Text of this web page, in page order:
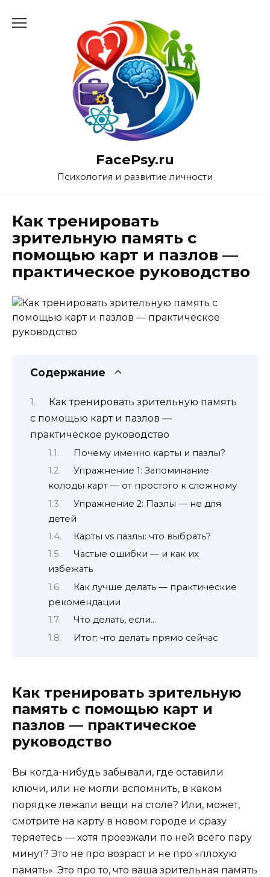
FacePsy.ru
Психология и развитие личности
Как тренировать
зрительную память с
помощью карт и пазлов —
практическое руководство
Содержание
Как тренировать зрительную память
с помощью карт и пазлов —
практическое руководство
Почему именно карты и пазлы?
Упражнение 1: Запоминание
колоды карт — от простого к сложному
Упражнение 2: Пазлы — не для
детей
Карты vs пазлы: что выбрать?
Частые ошибки — и как их
избежать
Как лучше делать — практические
рекомендации
Что делать, если…
Итог: что делать прямо сейчас
Как тренировать зрительную
память с помощью карт и
пазлов — практическое
руководство
Вы когда-нибудь забывали, где оставили
ключи, или не могли вспомнить, в каком
порядке лежали вещи на столе? Или, может,
смотрите на карту в новом городе и сразу
теряетесь — хотя проезжали по ней всего пару
минут? Это не про возраст и не про «плохую
память». Это про то, что ваша зрительная память